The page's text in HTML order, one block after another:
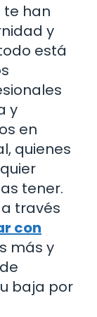
te han
y
está
y
en
quienes
tener.
través
con
más y
baja por